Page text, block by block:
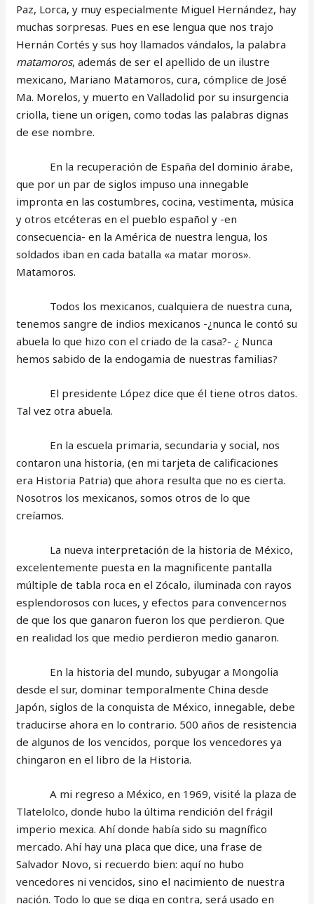
Paz, Lorca, y muy especialmente Miguel Hernández, hay
muchas sorpresas. Pues en ese lengua que nos trajo
Hernán Cortés y sus hoy llamados vándalos, la palabra
matamoros, además de ser el apellido de un ilustre
mexicano, Mariano Matamoros, cura, cómplice de José
Ma. Morelos, y muerto en Valladolid por su insurgencia
criolla, tiene un origen, como todas las palabras dignas
de ese nombre.
En la recuperación de España del dominio árabe,
que por un par de siglos impuso una innegable
impronta en las costumbres, cocina, vestimenta, música
y otros etcéteras en el pueblo español y -en
consecuencia- en la América de nuestra lengua, los
soldados iban en cada batalla «a matar moros».
Matamoros.
Todos los mexicanos, cualquiera de nuestra cuna,
tenemos sangre de indios mexicanos -¿nunca le contó su
abuela lo que hizo con el criado de la casa?- ¿ Nunca
hemos sabido de la endogamia de nuestras familias?
El presidente López dice que él tiene otros datos.
Tal vez otra abuela.
En la escuela primaria, secundaria y social, nos
contaron una historia, (en mi tarjeta de calificaciones
era Historia Patria) que ahora resulta que no es cierta.
Nosotros los mexicanos, somos otros de lo que
creíamos.
La nueva interpretación de la historia de México,
excelentemente puesta en la magnificente pantalla
múltiple de tabla roca en el Zócalo, iluminada con rayos
esplendorosos con luces, y efectos para convencernos
de que los que ganaron fueron los que perdieron. Que
en realidad los que medio perdieron medio ganaron.
En la historia del mundo, subyugar a Mongolia
desde el sur, dominar temporalmente China desde
Japón, siglos de la conquista de México, innegable, debe
traducirse ahora en lo contrario. 500 años de resistencia
de algunos de los vencidos, porque los vencedores ya
chingaron en el libro de la Historia.
A mi regreso a México, en 1969, visité la plaza de
Tlatelolco, donde hubo la última rendición del frágil
imperio mexica. Ahí donde había sido su magnífico
mercado. Ahí hay una placa que dice, una frase de
Salvador Novo, si recuerdo bien: aquí no hubo
vencedores ni vencidos, sino el nacimiento de nuestra
nación. Todo lo que se diga en contra, será usado en